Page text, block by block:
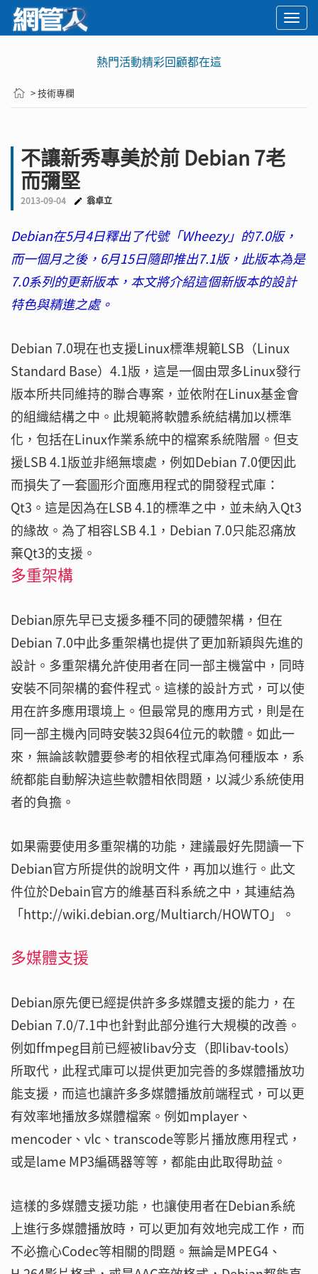
熱門活動精彩回顧都在這
> 技術專欄
不讓新秀專美於前 Debian 7老
而彌堅
2013-09-04 翁卓立
Debian在5月4日釋出了代號「Wheezy」的7.0版，
而一個月之後，6月15日隨即推出7.1版，此版本為是
7.0系列的更新版本，本文將介紹這個新版本的設計
特色與精進之處。
Debian 7.0現在也支援Linux標準規範LSB（Linux
Standard Base）4.1版，這是一個由眾多Linux發行
版本所共同維持的聯合專案，並依附在Linux基金會
的組織結構之中。此規範將軟體系統結構加以標準
化，包括在Linux作業系統中的檔案系統階層。但支
援LSB 4.1版並非絕無壞處，例如Debian 7.0便因此
而損失了一套圖形介面應用程式的開發程式庫：
Qt3。這是因為在LSB 4.1的標準之中，並未納入Qt3
的緣故。為了相容LSB 4.1，Debian 7.0只能忍痛放
棄Qt3的支援。
多重架構
Debian原先早已支援多種不同的硬體架構，但在
Debian 7.0中此多重架構也提供了更加新穎與先進的
設計。多重架構允許使用者在同一部主機當中，同時
安裝不同架構的套件程式。這樣的設計方式，可以使
用在許多應用環境上。但最常見的應用方式，則是在
同一部主機內同時安裝32與64位元的軟體。如此一
來，無論該軟體要參考的相依程式庫為何種版本，系
統都能自動解決這些軟體相依問題，以減少系統使用
者的負擔。
如果需要使用多重架構的功能，建議最好先閱讀一下
Debian官方所提供的說明文件，再加以進行。此文
件位於Debain官方的維基百科系統之中，其連結為
「http://wiki.debian.org/Multiarch/HOWTO」。
多媒體支援
Debian原先便已經提供許多多媒體支援的能力，在
Debian 7.0/7.1中也針對此部分進行大規模的改善。
例如ffmpeg目前已經被libav分支（即libav-tools）
所取代，此程式庫可以提供更加完善的多媒體播放功
能支援，而這也讓許多多媒體播放前端程式，可以更
有效率地播放多媒體檔案。例如mplayer、
mencoder、vlc、transcode等影片播放應用程式，
或是lame MP3編碼器等等，都能由此取得助益。
這樣的多媒體支援功能，也讓使用者在Debian系統
上進行多媒體播放時，可以更加有效地完成工作，而
不必擔心Codec等相關的問題。無論是MPEG4、